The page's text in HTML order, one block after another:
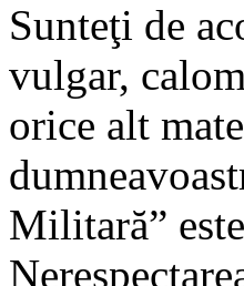
Sunteţi de
vulgar,
orice alt
Militară”